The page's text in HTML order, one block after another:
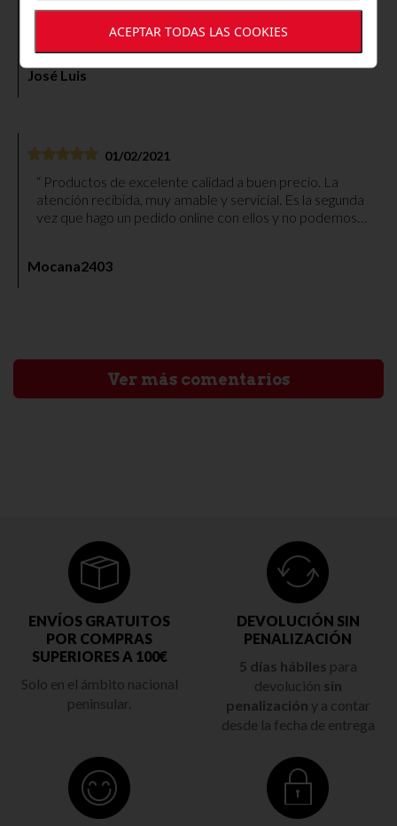
José Luis
01/02/2021
atención recibida, muy amable y servicial. Es la segunda
vez que hago un pedido online con ellos y no podemos
Mocana2403
Ver más comentarios
ENVÍOS GRATUITOS
POR COMPRAS
SUPERIORES A 100€
Solo en el ámbito nacional
peninsular.
DEVOLUCIÓN SIN
PENALIZACIÓN
5 días hábiles para
devolución sin
penalización y a contar
desde la fecha de entrega
ACEPTAR TODAS LAS COOKIES